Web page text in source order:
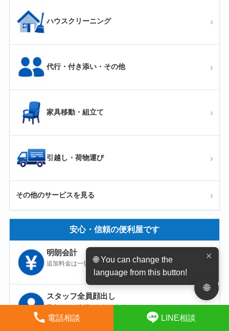
ハウスクリーニング ›
代行・付き添い・その他 ›
家具移動・組立て ›
引越し・荷物運び ›
その他のサービスを見る ›
安心・信頼の便利屋です
明朗会計
追加料金は一切なし
スタッフ全員顔出し
安心してご依頼いただけます
電話相談 LINE相談
🌐
🌐 You can change the
language from this button!
✕